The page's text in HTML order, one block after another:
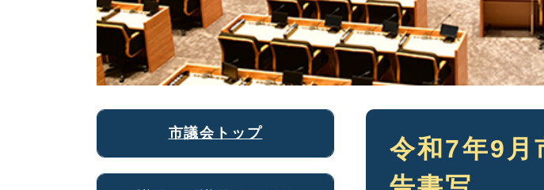
本
令和7年9
市議会トップ